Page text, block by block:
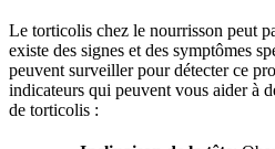
Le torticolis chez le nourrisson peut
existe des signes et des symptômes
peuvent surveiller pour détecter ce
indicateurs qui peuvent vous aider à
de torticolis :